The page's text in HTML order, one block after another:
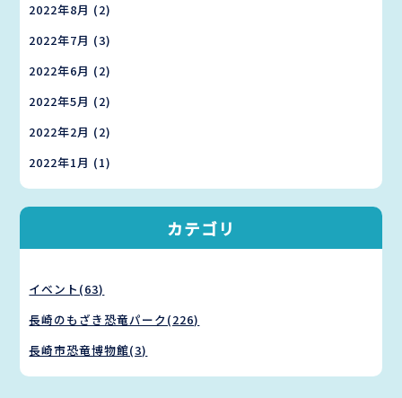
2022年8月 (2)
2022年7月 (3)
2022年6月 (2)
2022年5月 (2)
2022年2月 (2)
2022年1月 (1)
カテゴリ
イベント(63)
長崎のもざき恐竜パーク(226)
長崎市恐竜博物館(3)